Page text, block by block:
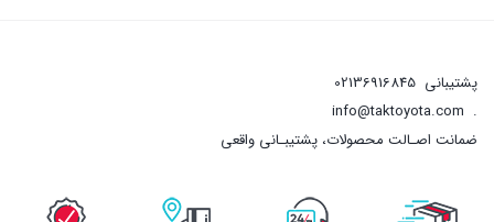
پشتیبانی 02136916845
.
info@taktoyota.com
ضمانت اصـالت محصولات، پشتیبـانی واقعی